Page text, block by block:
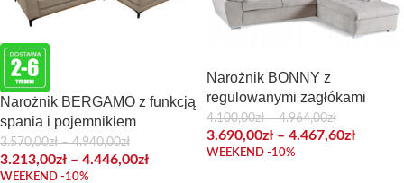
Narożnik BERGAMO z funkcją
spania i pojemnikiem
3.570,00zł – 4.940,00zł
3.213,00zł – 4.446,00zł
WEEKEND -10%
Narożnik BONNY z
regulowanymi zagłókami
4.100,00zł – 4.964,00zł
3.690,00zł – 4.467,60zł
WEEKEND -10%